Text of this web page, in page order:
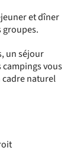
et dîner
un séjour
vous
cadre naturel